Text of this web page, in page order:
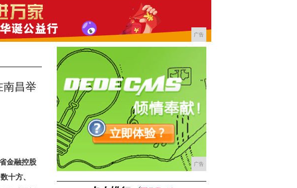
广告
昌举
金融控股
十方、
广告